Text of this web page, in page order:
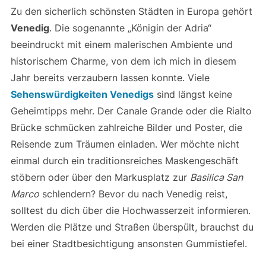
Zu den sicherlich schönsten Städten in Europa gehört
Venedig. Die sogenannte „Königin der Adria“
beeindruckt mit einem malerischen Ambiente und
historischem Charme, von dem ich mich in diesem
Jahr bereits verzaubern lassen konnte. Viele
Sehenswürdigkeiten Venedigssind längst keine
Geheimtipps mehr. Der Canale Grande oder die Rialto
Brücke schmücken zahlreiche Bilder und Poster, die
Reisende zum Träumen einladen. Wer möchte nicht
einmal durch ein traditionsreiches Maskengeschäft
stöbern oder über den Markusplatz zur Basilica San
Marcoschlendern? Bevor du nach Venedig reist,
solltest du dich über die Hochwasserzeit informieren.
Werden die Plätze und Straßen überspült, brauchst du
bei einer Stadtbesichtigung ansonsten Gummistiefel.